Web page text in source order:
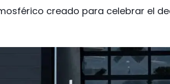
creado para celebrar el